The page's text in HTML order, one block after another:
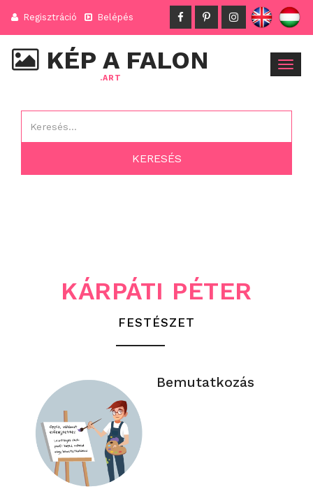
Regisztráció Belépés
KÉP A FALON
.ART
KÁRPÁTI PÉTER
FESTÉSZET
Bemutatkozás